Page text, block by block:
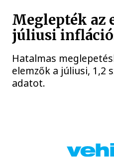
Meglepték az
júliusi
Hatalmas
elemzők a júliusi, 1,2
adatot.